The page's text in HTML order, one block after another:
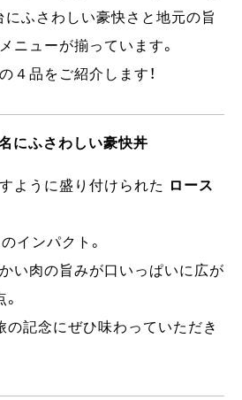
にふさわしい豪快さと地元の旨
ニューが揃っています。
４品をご紹介します！
にふさわしい豪快丼
ように盛り付けられた ロース
インパクト。
い肉の旨みが口いっぱいに広が
の記念にぜひ味わっていただき